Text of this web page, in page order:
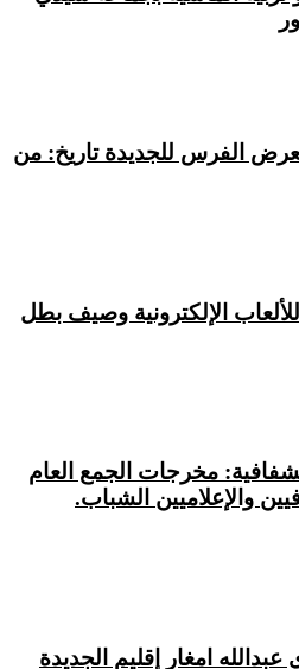
الفرس للجديدة تاريخ: من
الإلكترونية وصيف بطل
مخرجات الجمع العام
والإعلاميين الشباب.
امغار إقليم الجديدة